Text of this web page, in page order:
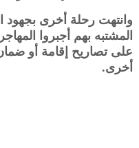
وانتهت رحلة أخرى بجهود
المشتبه بهم أجبروا
على تصاريح إقامة أو
أخرى.